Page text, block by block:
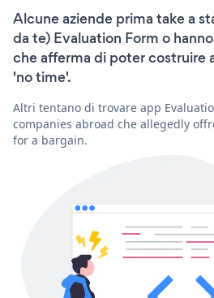
Alcune aziende prima take a
da te) Evaluation Form o
che afferma di poter costruire
'no time'.
Altri tentano di trovare app
companies abroad che allegedly
for a bargain.